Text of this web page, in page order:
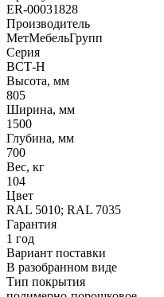
ER-00031828
Производитель
МетМебельГрупп
Серия
ВСТ-Н
Высота, мм
805
Ширина, мм
1500
Глубина, мм
700
Вес, кг
104
Цвет
RAL 5010; RAL 7035
Гарантия
1 год
Вариант поставки
В разобранном виде
Тип покрытия